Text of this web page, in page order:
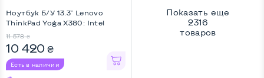
Ноутбук Б/У 13.3" Lenovo
ThinkPad Yoga X380: Intel
HD, Touchscreen, Key Light,
Screen 360
11 578 ₴
10 420 ₴
Есть в наличии
Показать еще
2316
товаров